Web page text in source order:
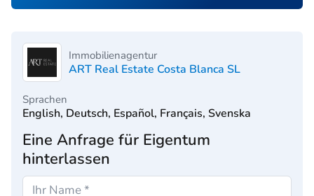
Immobilienagentur
ART Real Estate Costa Blanca SL
Sprachen
English, Deutsch, Español, Français, Svenska
Eine Anfrage für Eigentum
hinterlassen